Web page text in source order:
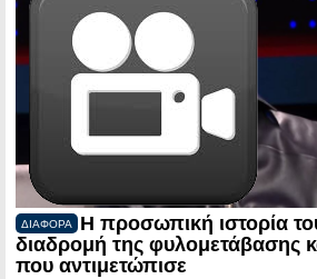
ΔΙΑΦΟΡΑ
Η προσωπική ιστορία
διαδρομή της φυλομετάβασης
που αντιμετώπισε